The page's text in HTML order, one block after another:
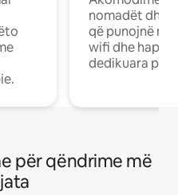
nomadët dhe
që punojnë në
wifi dhe
dedikuara
për qëndrime më